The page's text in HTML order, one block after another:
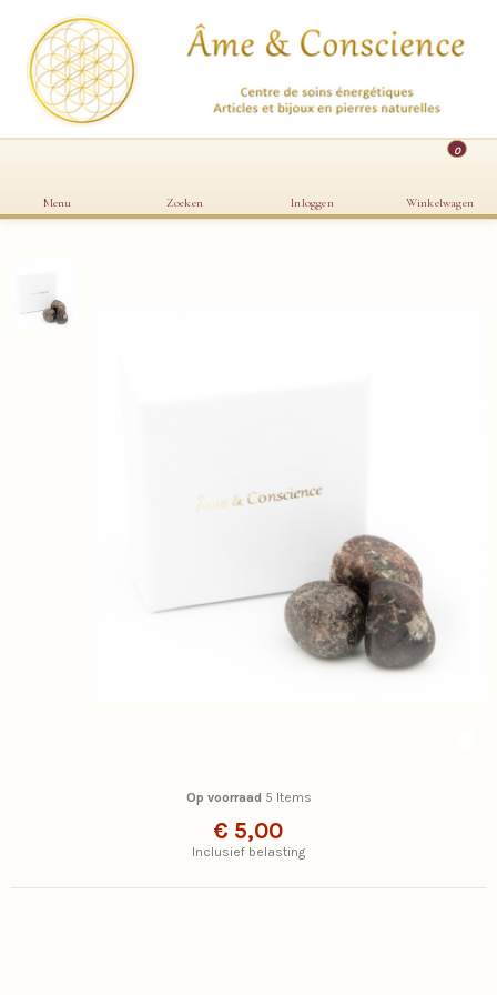
Menu Zoeken Inloggen
0
Winkelwagen
Op voorraad 5 Items
€ 5,00
Inclusief belasting